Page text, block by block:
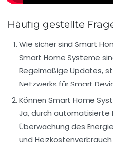
Häufig gestellte
Wie sicher sind Smart
Smart Home Systeme
Regelmäßige Updates,
Netzwerks für Smart
Können Smart Home
Ja, durch automatisierte
Überwachung des
und